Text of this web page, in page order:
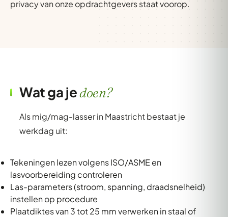
privacy van onze opdrachtgevers staat voorop.
Wat ga jedoen?
Als mig/mag-lasser in Maastricht bestaat je
werkdag uit:
Tekeningen lezen volgens ISO/ASME en
lasvoorbereiding controleren
Las-parameters (stroom, spanning, draadsnelheid)
instellen op procedure
Plaatdiktes van 3 tot 25 mm verwerken in staal of